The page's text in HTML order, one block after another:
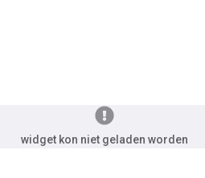
widget kon niet geladen worden